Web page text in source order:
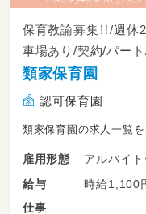
保育教諭募集！！/週
車場あり/契約/パー
類家保育園
認可保育園
類家保育園の求人一覧を
雇用形態
アルバイト
給与
時給1,100
仕事